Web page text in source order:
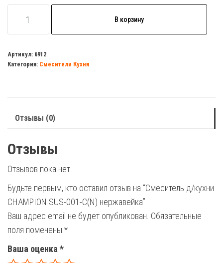
товара
д/
кухни
C(N)
В корзину
Артикул: 6912
Категория: Смесители Кухня
Отзывы (0)
Отзывы
Отзывов пока нет.
Будьте первым, кто оставил отзыв на “Смеситель д/кухни
CHAMPION SUS-001-C(N) нержавейка”
Ваш адрес email не будет опубликован. Обязательные
поля помечены *
Ваша оценка*